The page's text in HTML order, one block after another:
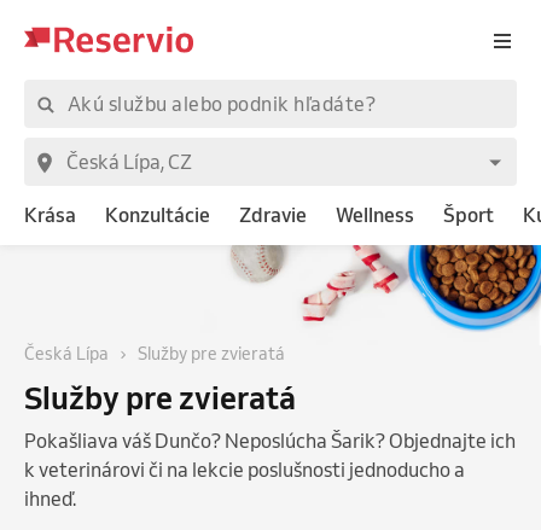
Krása Konzultácie Zdravie Wellness Šport
Česká Lípa Služby pre zvieratá
Služby pre zvieratá
Pokašliava váš Dunčo? Neposlúcha Šarik? Objednajte ich
k veterinárovi či na lekcie poslušnosti jednoducho a
ihneď.